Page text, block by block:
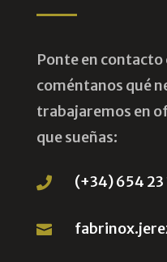
Ponte en
coméntanos qué
trabajaremos en
que sueñas:
 (+34) 654 23
